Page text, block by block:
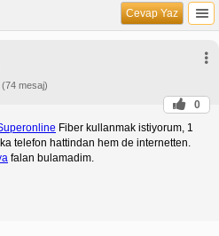
Cevap Yaz
mesaj)
0
Fiber kullanmak istiyorum, 1
telefon hattindan hem de internetten.
falan bulamadim.